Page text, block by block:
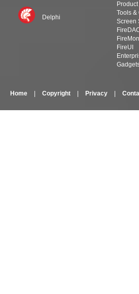
Delphi
Tools &
Screen
FireUI
Home Copyright Privacy